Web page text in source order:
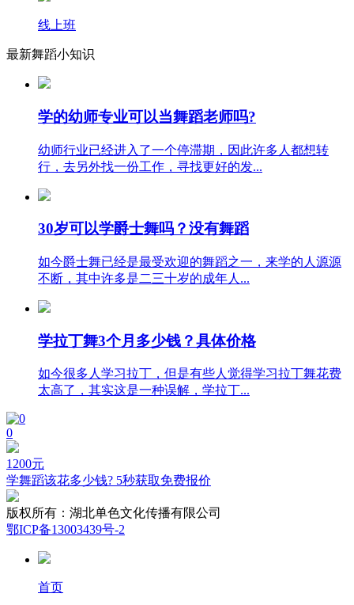
线上班
最新舞蹈小知识
学的幼师专业可以当舞蹈老师吗?
幼师行业已经进入了一个停滞期，因此许多人都想转
行，去另外找一份工作，寻找更好的发...
30岁可以学爵士舞吗？没有舞蹈
如今爵士舞已经是最受欢迎的舞蹈之一，来学的人源源
不断，其中许多是二三十岁的成年人...
学拉丁舞3个月多少钱？具体价格
如今很多人学习拉丁，但是有些人觉得学习拉丁舞花费
太高了，其实这是一种误解，学拉丁...
0
1200元
学舞蹈该花多少钱? 5秒获取免费报价
版权所有： 湖北单色文化传播有限公司
鄂ICP备13003439号-2
首页